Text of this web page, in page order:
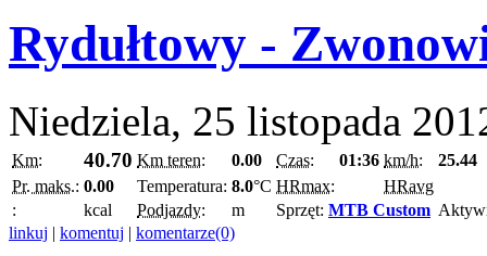
Rydułtowy -
Niedziela, 25 listopada
Km: 40.70 Km teren: 0.00 Czas: 01:36 km/h:
25.44
Pr. maks.: 0.00 Temperatura: 8.0°C HRmax:
HRavg
:
kcal Podjazdy: m Sprzęt: MTB Custom
linkuj | komentuj | komentarze(0)